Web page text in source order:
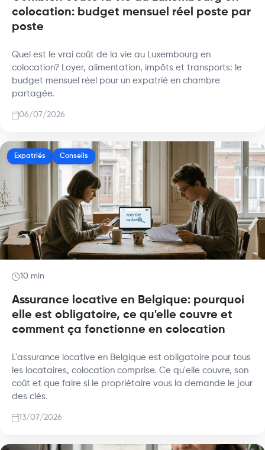
colocation: budget mensuel réel poste par
poste
Quel est le vrai coût de la vie au Luxembourg en
colocation? Loyer, alimentation, impôts et transports: le
budget mensuel réel pour un expatrié en chambre
partagée.
06/07/2026
Expatriés Conseils
10 min
Assurance locative en Belgique: pourquoi
elle est obligatoire, ce qu'elle couvre et
comment ça fonctionne en colocation
L'assurance locative en Belgique est obligatoire pour tous
les locataires, colocation comprise. Ce qu'elle couvre, son
coût et que faire si le propriétaire vous la demande le jour
des clés.
13/07/2026